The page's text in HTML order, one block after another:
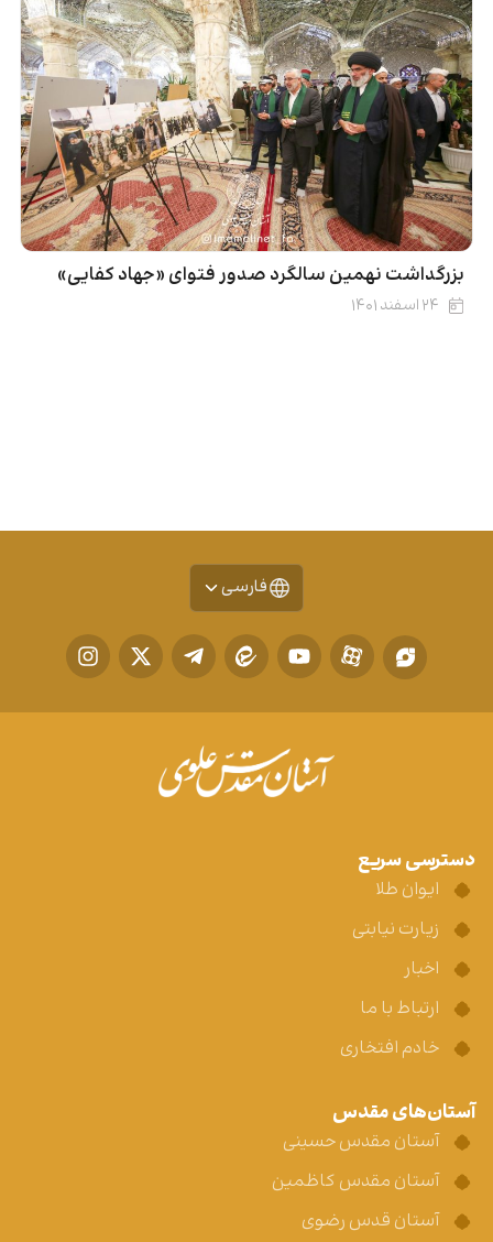
بزرگداشت نهمین سالگرد صدور فتوای «جهاد کفایی»
۲۴ اسفند ۱۴۰۱
فارسی
دسترسی سریع
ایوان طلا
زیارت نیابتی
اخبار
ارتباط با ما
خادم افتخاری
آستان‌های مقدس
آستان مقدس حسینی
آستان مقدس کاظمین
آستان قدس رضوی